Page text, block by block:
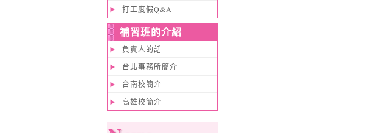
打工度假Q&A
補習班的介紹
負責人的話
台北事務所簡介
台南校簡介
高雄校簡介